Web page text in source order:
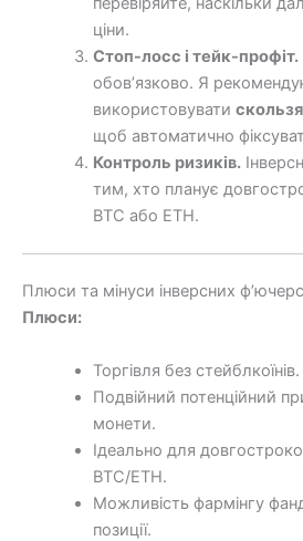
ціни.
Стоп-лосс і тейк-профіт.
обов’язково. Я
використовувати
щоб автоматично
Контроль ризиків.
тим, хто планує
BTC або ETH.
Плюси та мінуси інверсних
Плюси:
Торгівля без стейблкоїнів.
Подвійний потенційний
монети.
Ідеально для
BTC/ETH.
Можливість фармінгу
позиції.